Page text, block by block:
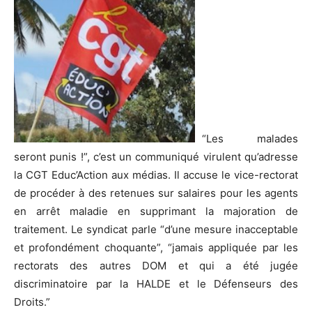
“Les malades
seront punis !”, c’est un communiqué virulent qu’adresse
la CGT Educ’Action aux médias. Il accuse le vice-rectorat
de procéder à des retenues sur salaires pour les agents
en arrêt maladie en supprimant la majoration de
traitement. Le syndicat parle “d’une mesure inacceptable
et profondément choquante”, “jamais appliquée par les
rectorats des autres DOM et qui a été jugée
discriminatoire par la HALDE et le Défenseurs des
Droits.”